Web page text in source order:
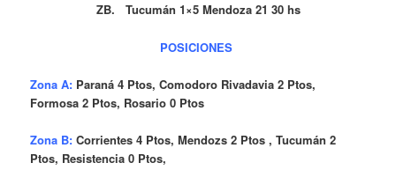
ZB. Tucumán 1×5 Mendoza 21 30 hs
POSICIONES
Zona A: Paraná 4 Ptos, Comodoro Rivadavia 2 Ptos,
Formosa 2 Ptos, Rosario 0 Ptos
Zona B: Corrientes 4 Ptos, Mendozs 2 Ptos , Tucumán 2
Ptos, Resistencia 0 Ptos,